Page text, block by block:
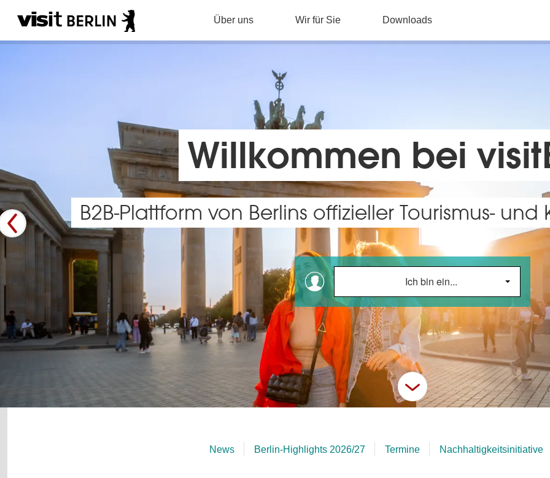
Über uns Wir für Sie Downloads
Willkommen bei
B2B-Plattform von Berlins offizieller Tourismus-
Ich bin ein...
News Berlin-Highlights 2026/27 Termine Nachhaltigkeitsinitiative